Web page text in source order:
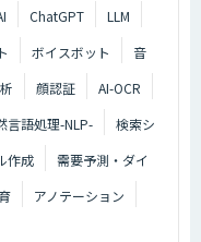
ChatGPT
LLM
ボイスボット
音
顔認証
AI-OCR
言語処理-NLP-
検索シ
作成
需要予測・ダイ
アノテーション